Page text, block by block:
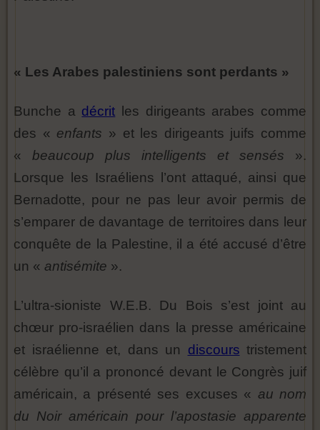
« Les Arabes palestiniens sont perdants »
Bunche a décrit les dirigeants arabes comme
des « enfants » et les dirigeants juifs comme
« beaucoup plus intelligents et sensés ».
Lorsque les Israéliens l’ont attaqué, ainsi que
Bernadotte, pour ne pas leur avoir permis de
s’emparer de davantage de territoires dans leur
conquête de la Palestine, il a été accusé d’être
un « antisémite ».
L’ultra-sioniste W.E.B. Du Bois s’est joint au
chœur pro-israélien dans la presse américaine
et israélienne et, dans un discours tristement
célèbre qu’il a prononcé devant le Congrès juif
américain, a présenté ses excuses « au nom
du Noir américain pour l’apostasie apparente